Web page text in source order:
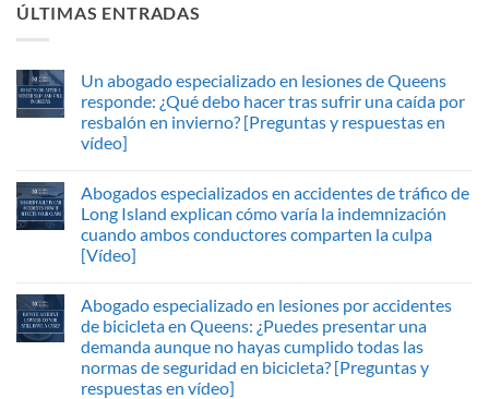
ÚLTIMAS ENTRADAS
Un abogado especializado en lesiones de Queens
responde: ¿Qué debo hacer tras sufrir una caída por
resbalón en invierno? [Preguntas y respuestas en
vídeo]
Abogados especializados en accidentes de tráfico de
Long Island explican cómo varía la indemnización
cuando ambos conductores comparten la culpa
[Vídeo]
Abogado especializado en lesiones por accidentes
de bicicleta en Queens: ¿Puedes presentar una
demanda aunque no hayas cumplido todas las
normas de seguridad en bicicleta? [Preguntas y
respuestas en vídeo]